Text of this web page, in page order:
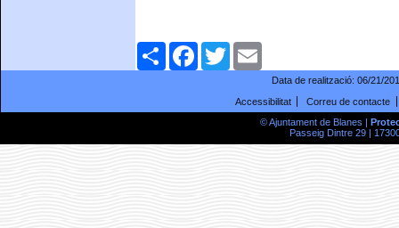
ComparteixFacebookTwitter
Data de realització: 06/21/
Accessibilitat
Correu de contacte
© Ajuntament de Blanes |
Passeig Dintre 29 |